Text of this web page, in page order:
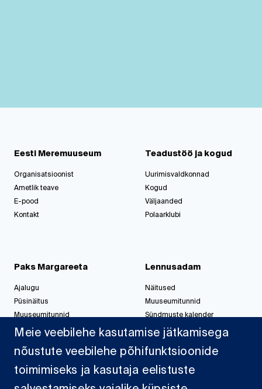
Eesti Meremuuseum
Organisatsioonist
Ametlik teave
E-pood
Kontakt
Teadustöö ja kogud
Uurimisvaldkonnad
Kogud
Väljaanded
Polaarklubi
Paks Margareeta
Ajalugu
Püsinäitus
Muuseumitunnid
Korralda üritus
Lennusadam
Näitused
Muuseumitunnid
Sündmuste kalender
Korralda üritus
Meie veebilehe kasutamise jätkamisega
nõustute veebilehe põhifunktsioonide
toimimiseks ja kasutaja eelistuste